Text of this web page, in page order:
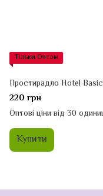
Тільки Оптом
Простирадло Hotel
220 грн
Оптові ціни від 30
Купити